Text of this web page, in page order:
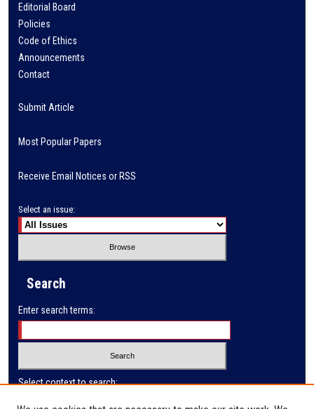
Editorial Board
Policies
Code of Ethics
Announcements
Contact
Submit Article
Most Popular Papers
Receive Email Notices or RSS
Select an issue:
Search
Enter search terms:
Select context to search: